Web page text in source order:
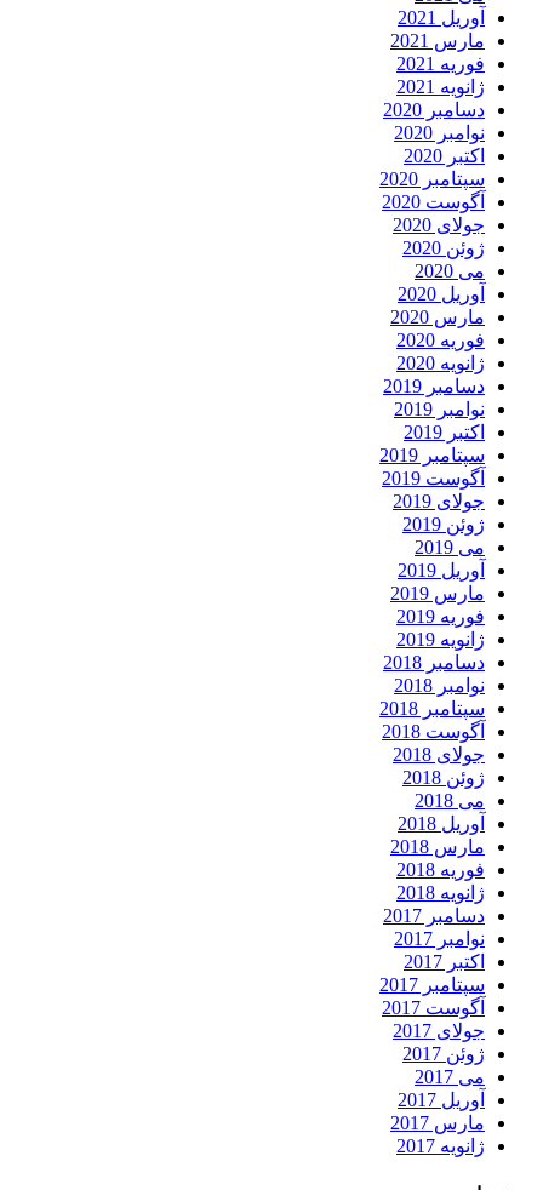
2021
2021
2021
2021
2020
2020
2020
2020
2020
2020
2020
2020
2020
2020
2020
2019
2019
2019
2019
2019
2019
2019
2019
2019
2019
2019
2018
2018
2018
2018
2018
2018
2018
2018
2018
2018
2017
2017
2017
2017
2017
2017
2017
2017
2017
2017